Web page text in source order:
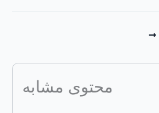
محتوى مشابه